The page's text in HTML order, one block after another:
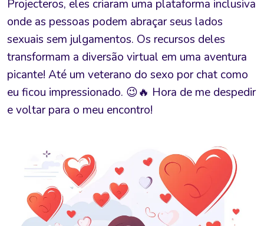
Projecteros, eles criaram uma plataforma inclusiva
onde as pessoas podem abraçar seus lados
sexuais sem julgamentos. Os recursos deles
transformam a diversão virtual em uma aventura
picante! Até um veterano do sexo por chat como
eu ficou impressionado. 😉🔥 Hora de me despedir
e voltar para o meu encontro!